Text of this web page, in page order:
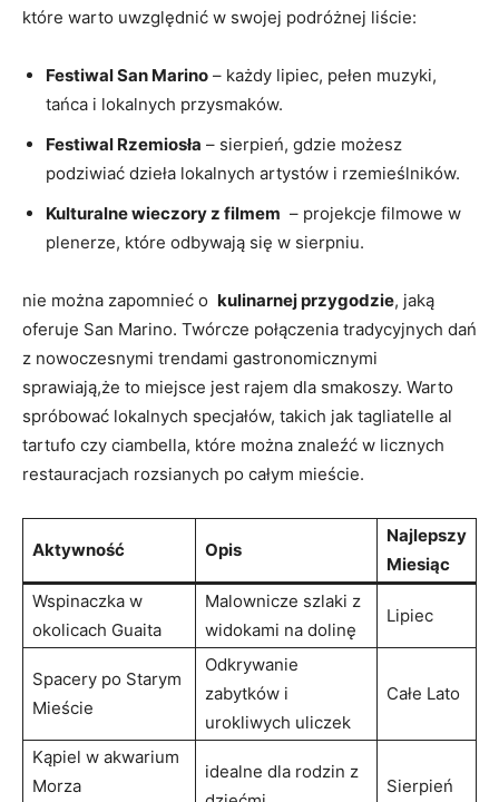
które warto uwzględnić⁣ w swojej podróżnej​ liście:
Festiwal ⁤San Marino – każdy​ lipiec,⁤ pełen⁢ muzyki,
tańca i⁢ lokalnych przysmaków.
Festiwal Rzemiosła – sierpień, ​gdzie możesz
podziwiać dzieła lokalnych artystów i rzemieślników.
Kulturalne wieczory⁤ z⁢ filmem ‌ – projekcje ‌filmowe w
plenerze, ⁣które odbywają ⁢się w sierpniu.
nie można ‍zapomnieć⁢ o ⁣ kulinarnej przygodzie, jaką
oferuje San Marino.‌ Twórcze połączenia⁣ tradycyjnych dań
z nowoczesnymi trendami ⁤gastronomicznymi
sprawiają,że to miejsce jest rajem dla smakoszy. Warto
spróbować ⁢lokalnych specjałów, takich jak tagliatelle‌ al‌
tartufo ⁣czy ciambella, ⁣które można ‌znaleźć w licznych
‌restauracjach rozsianych po⁤ całym mieście.
Aktywność Opis
Najlepszy
⁤Miesiąc
Wspinaczka w
okolicach Guaita
Malownicze szlaki ​z
widokami ‌na‍ dolinę
Lipiec
Spacery po Starym
⁢Mieście
Odkrywanie
zabytków i
urokliwych ​uliczek
Całe Lato
Kąpiel w ⁤akwarium
Morza
idealne dla⁢ rodzin ⁣z​
Sierpień